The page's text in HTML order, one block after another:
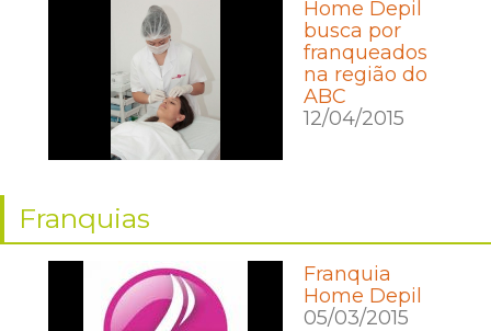
Home Depil
busca por
franqueados
na região do
ABC
12/04/2015
Franquias
Franquia
Home Depil
05/03/2015